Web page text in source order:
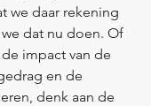
we daar rekening
dat nu doen. Of
impact van de
en de
denk aan de